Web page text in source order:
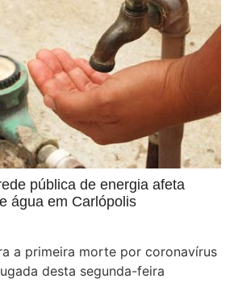
pública de energia afeta
água em Carlópolis